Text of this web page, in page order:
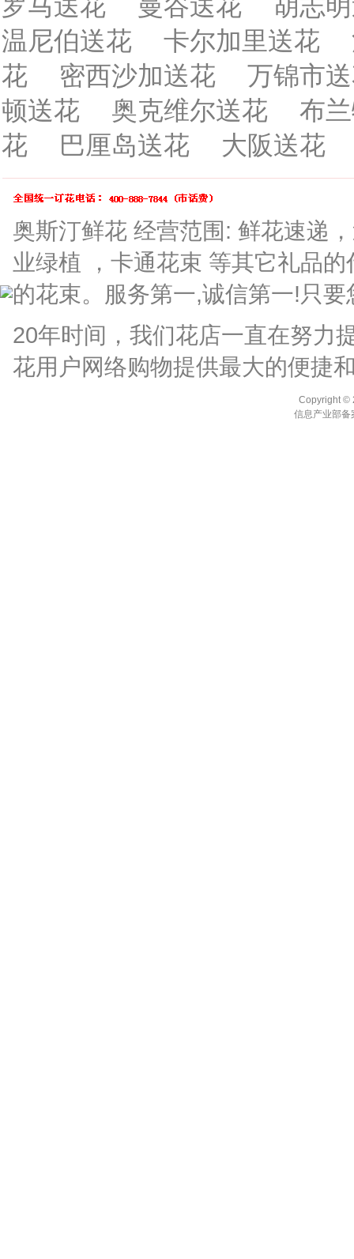
罗马送花
曼谷送花
胡志
温尼伯送花
卡尔加里送花
花
密西沙加送花
万锦市
顿送花
奥克维尔送花
布
花
巴厘岛送花 大阪送花
奥斯汀鲜花 经营范围: 鲜花速递
业绿植 ，卡通花束 等其它礼品
的花束。服务第一,诚信第一!只
20年时间，我们花店一直在努力
花用户网络购物提供最大的便捷
Copyright ©
信息产业部